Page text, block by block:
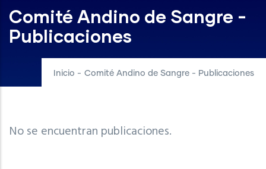
Comité Andino de Sangre -
Publicaciones
Inicio - Comité Andino de Sangre - Publicaciones
No se encuentran publicaciones.